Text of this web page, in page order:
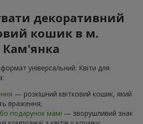
декоративний
кошик в м.
Кам'янка
універсальний. Квіти для
— розкішний квітковий кошик, який
враження;
подарунок мамі — зворушливий знак